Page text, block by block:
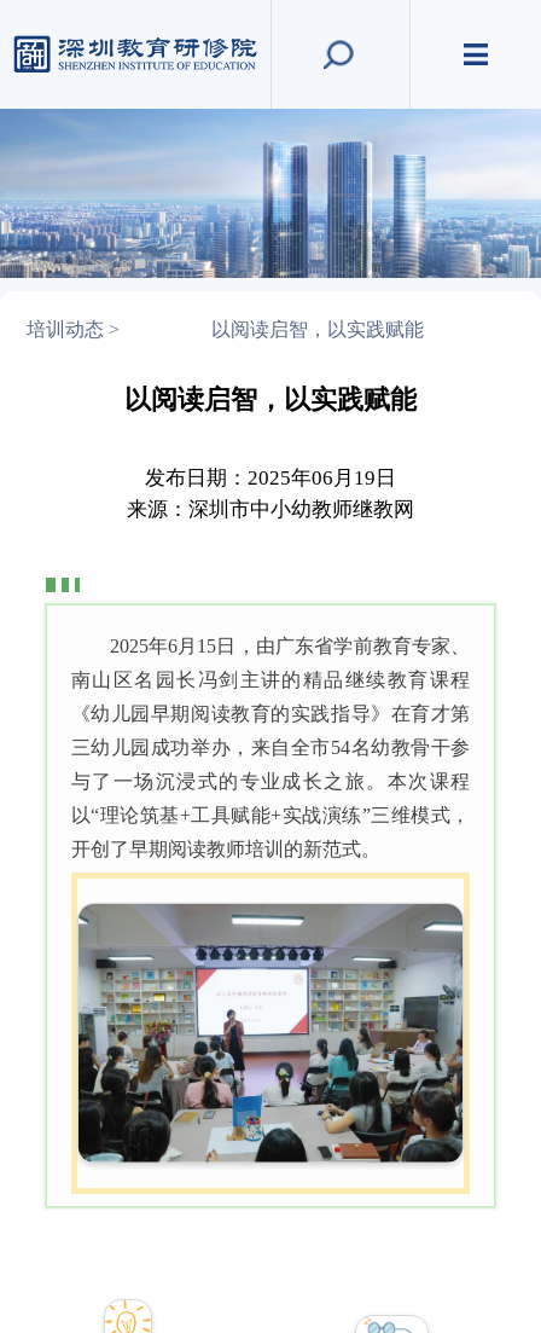
培训动态 > 以阅读启智，以实践赋能
以阅读启智，以实践赋能
发布日期：2025年06月19日
来源：深圳市中小幼教师继教网
2025年6月15日，由广东省学前教育专家、
南山区名园长冯剑主讲的精品继续教育课程
《幼儿园早期阅读教育的实践指导》在育才第
三幼儿园成功举办，来自全市54名幼教骨干参
与了一场沉浸式的专业成长之旅。本次课程
以“理论筑基+工具赋能+实战演练”三维模式，
开创了早期阅读教师培训的新范式。